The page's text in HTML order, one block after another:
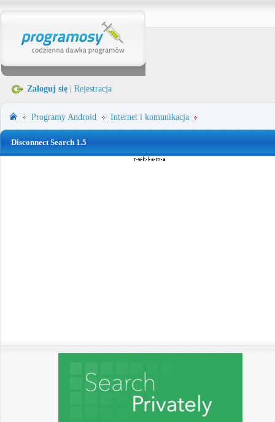
Zaloguj się Rejestracja
ProgramyAndroid Internet i komunikacja
Disconnect Search 1.5